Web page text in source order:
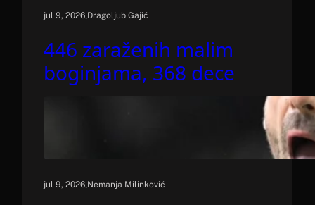
jul 9, 2026.Dragoljub Gajić
446 zaraženih malim
boginjama, 368 dece
jul 9, 2026.Nemanja Milinković